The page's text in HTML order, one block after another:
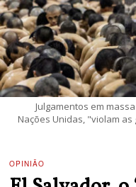
Julgamentos em
Nações Unidas, "violam
OPINIÃO